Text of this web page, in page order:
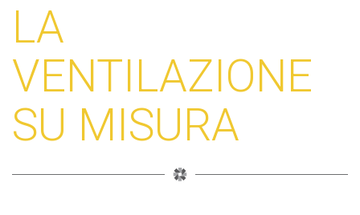
LA
VENTILAZIONE
SU MISURA